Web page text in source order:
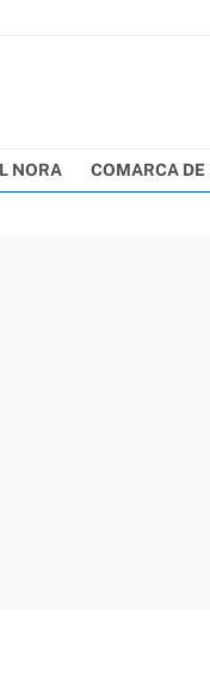
NORA COMARCA DE